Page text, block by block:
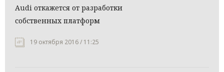
Audi откажется от разработки
собственных платформ
19 октября 2016 / 11:25